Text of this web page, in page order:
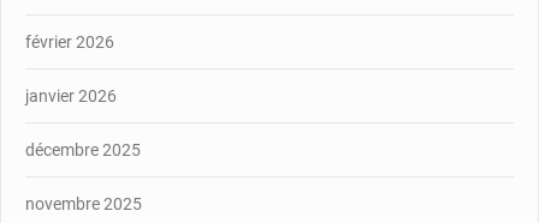
février 2026
janvier 2026
décembre 2025
novembre 2025